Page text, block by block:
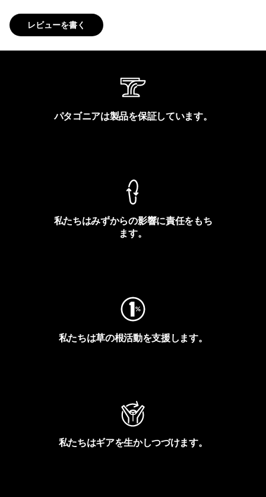
レビューを書く
パタゴニアは製品を保証しています。
私たちはみずからの影響に責任をもち
ます。
私たちは草の根活動を支援します。
私たちはギアを生かしつづけます。